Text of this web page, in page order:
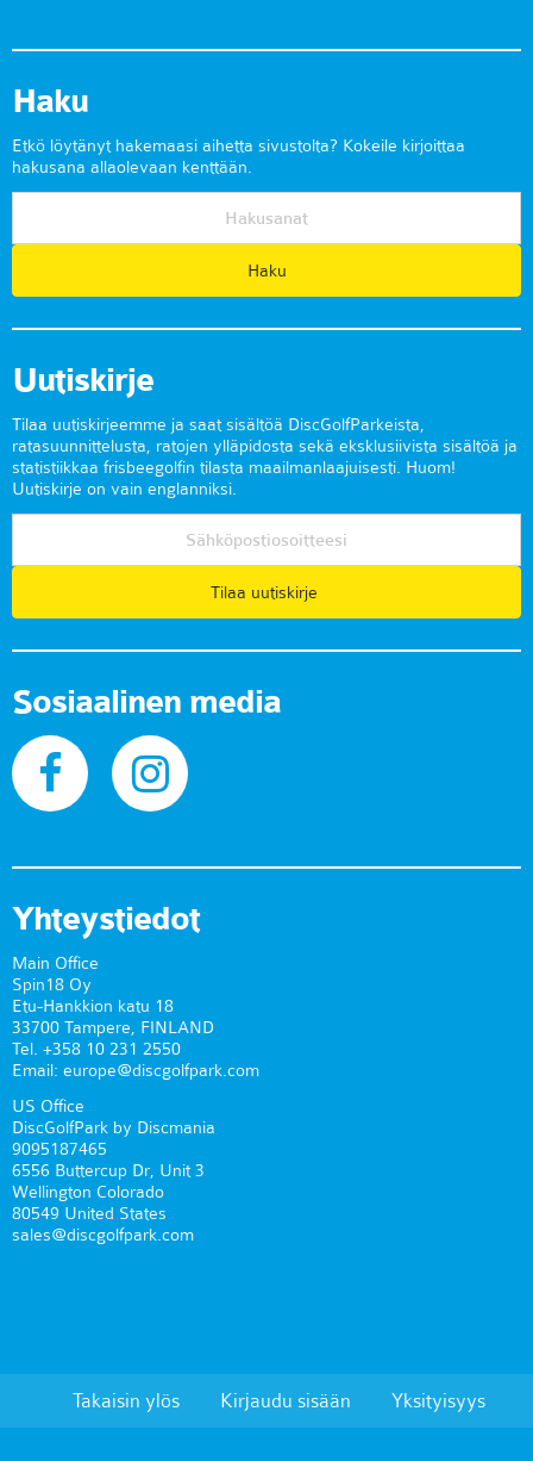
Haku
Etkö löytänyt hakemaasi aihetta sivustolta? Kokeile kirjoittaa
hakusana allaolevaan kenttään.
Uutiskirje
Tilaa uutiskirjeemme ja saat sisältöä DiscGolfParkeista,
ratasuunnittelusta, ratojen ylläpidosta sekä eksklusiivista sisältöä ja
statistiikkaa frisbeegolfin tilasta maailmanlaajuisesti. Huom!
Uutiskirje on vain englanniksi.
Tilaa uutiskirje
Sosiaalinen media
Yhteystiedot
Main Office
Spin18 Oy
Etu-Hankkion katu 18
33700 Tampere, FINLAND
Tel. +358 10 231 2550
Email: europe@discgolfpark.com
US Office
DiscGolfPark by Discmania
9095187465
6556 Buttercup Dr, Unit 3
Wellington Colorado
80549 United States
sales@discgolfpark.com
Takaisin ylös Kirjaudu sisään Yksityisyys